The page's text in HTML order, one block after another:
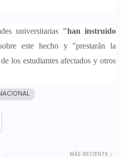
universitarias "han instruido
este hecho y "prestarán la
los estudiantes afectados y otros
MÁS RECIENTE